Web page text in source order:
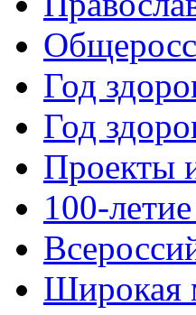
Год
Год
Проекты
100-
Широкая